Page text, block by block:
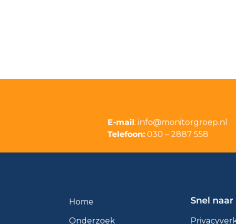
E-mail: info@monitorgroep.nl
Telefoon: 030 – 2887 558
Home
Onderzoek
Snel naar